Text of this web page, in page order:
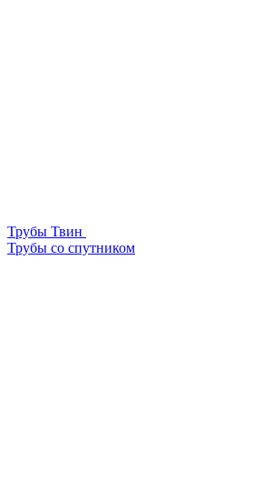
Трубы Твин
Трубы со спутником